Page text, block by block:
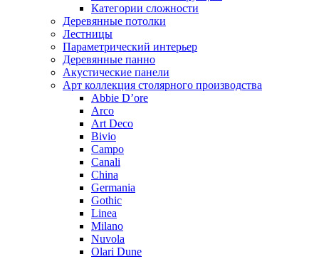
Категории сложности
Деревянные потолки
Лестницы
Параметрический интерьер
Деревянные панно
Акустические панели
Арт коллекция столярного производства
Abbie D’ore
Arco
Art Deco
Bivio
Campo
Canali
China
Germania
Gothic
Linea
Milano
Nuvola
Olari Dune